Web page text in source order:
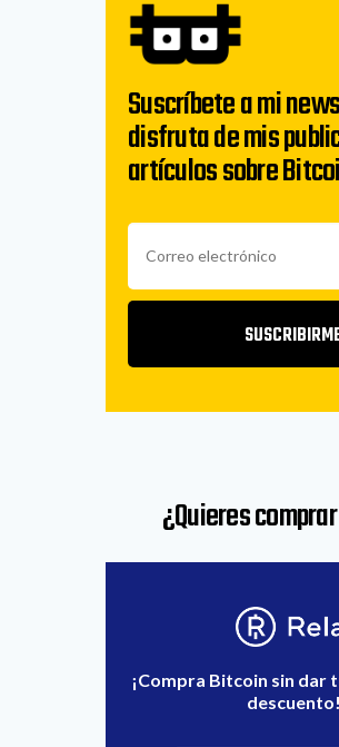
Suscríbete a mi
disfruta de mis
artículos sobre
¿Quieres
¡Compra Bitcoin sin dar
descuento!